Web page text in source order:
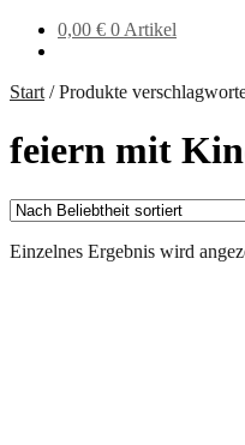
0,00 € 0 Artikel
Start /Produkte
feiern mit
Einzelnes Ergebnis wird